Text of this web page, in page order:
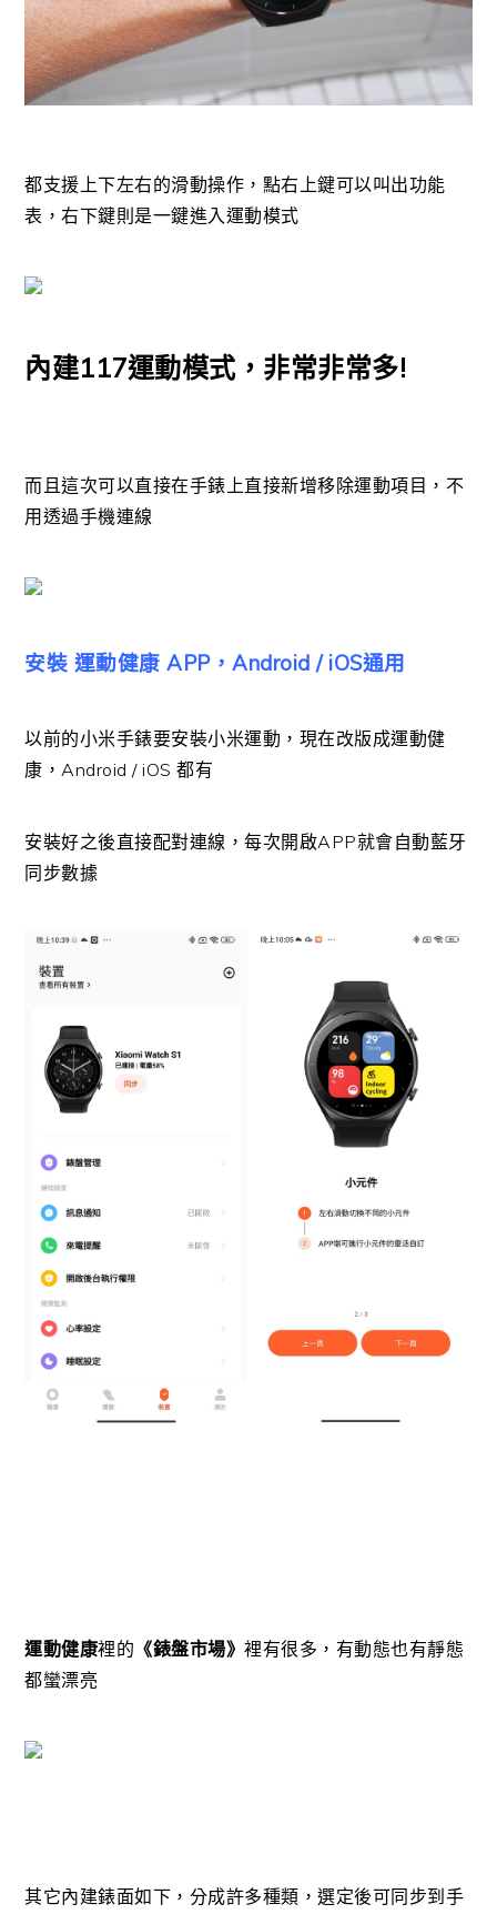
都支援上下左右的滑動操作，點右上鍵可以叫出功能
表，右下鍵則是一鍵進入運動模式
內建117運動模式，非常非常多!
而且這次可以直接在手錶上直接新增移除運動項目，不
用透過手機連線
安裝 運動健康 APP，Android / iOS通用
以前的小米手錶要安裝小米運動，現在改版成運動健
康，Android / iOS 都有
安裝好之後直接配對連線，每次開啟APP就會自動藍牙
同步數據
運動健康裡的 《錶盤市場》裡有很多，有動態也有靜態
都蠻漂亮
其它內建錶面如下，分成許多種類，選定後可同步到手